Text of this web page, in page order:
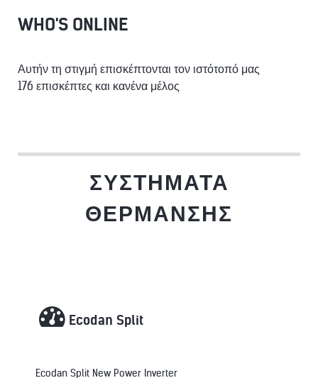
WHO'S ONLINE
Αυτήν τη στιγμή επισκέπτονται τον ιστότοπό μας
176 επισκέπτες και κανένα μέλος
ΣΥΣΤΉΜΑΤΑ
ΘΈΡΜΑΝΣΗΣ
Ecodan Split
Ecodan Split New Power Inverter